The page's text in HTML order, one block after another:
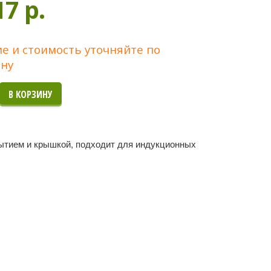
p.
и стоимость уточняйте по
и крышкой, подходит для индукционных